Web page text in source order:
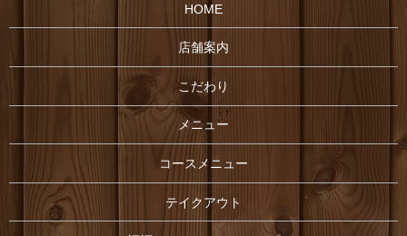
HOME
店舗案内
こだわり
メニュー
コースメニュー
テイクアウト